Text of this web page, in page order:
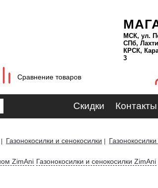
МСК, ул.
СПб,
КРСК,
3
Сравнение товаров
Скидки Контакты
Газонокосилки и сенокосилки
ZimAni Газонокосилки и сенокосилки ZimAni